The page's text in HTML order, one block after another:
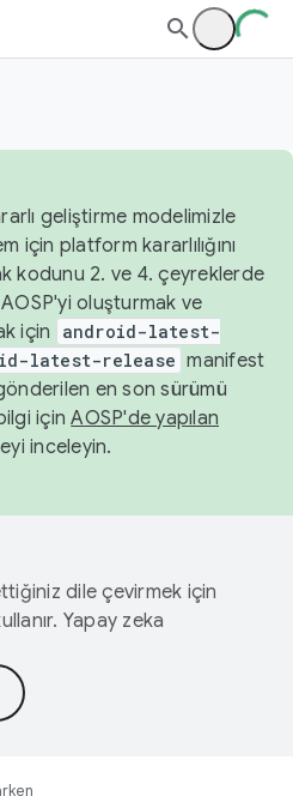
geliştirme modelimizle
için platform kararlılığını
kodunu 2. ve 4. çeyreklerde
oluşturmak ve
için
android-latest-
latest-release manifest
en son sürümü
içinAOSP'de yapılan
inceleyin.
dile çevirmek için
Yapay zeka